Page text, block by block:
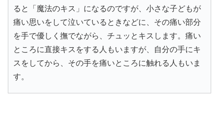
ると「魔法のキス」になるのですが、小さな子どもが
痛い思いをして泣いているときなどに、その痛い部分
を手で優しく撫でながら、チュッとキスします。痛い
ところに直接キスをする人もいますが、自分の手にキ
スをしてから、その手を痛いところに触れる人もいま
す。